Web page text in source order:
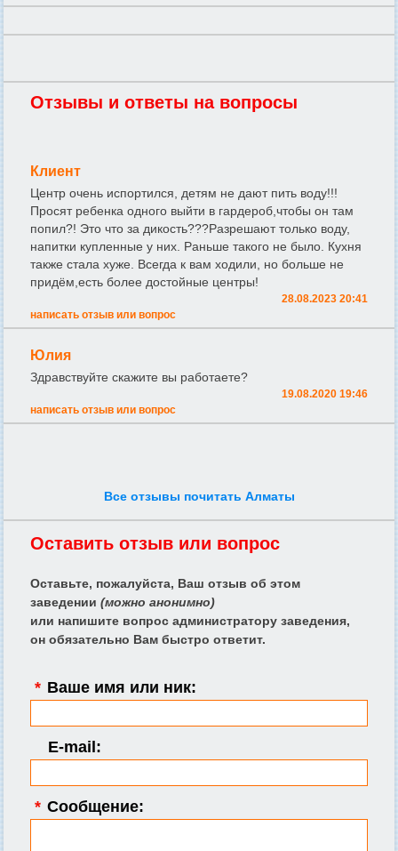
Отзывы и ответы на вопросы
Клиент
Центр очень испортился, детям не дают пить воду!!!
Просят ребенка одного выйти в гардероб,чтобы он там
попил?! Это что за дикость???Разрешают только воду,
напитки купленные у них. Раньше такого не было. Кухня
также стала хуже. Всегда к вам ходили, но больше не
придём,есть более достойные центры!
28.08.2023 20:41
написать отзыв или вопрос
Юлия
Здравствуйте скажите вы работаете?
19.08.2020 19:46
написать отзыв или вопрос
Все отзывы почитать Алматы
Оставить отзыв или вопрос
Оставьте, пожалуйста, Ваш отзыв об этом
заведении (можно анонимно)
или напишите вопрос администратору заведения,
он обязательно Вам быстро ответит.
* Ваше имя или ник:
E-mail:
* Сообщение: